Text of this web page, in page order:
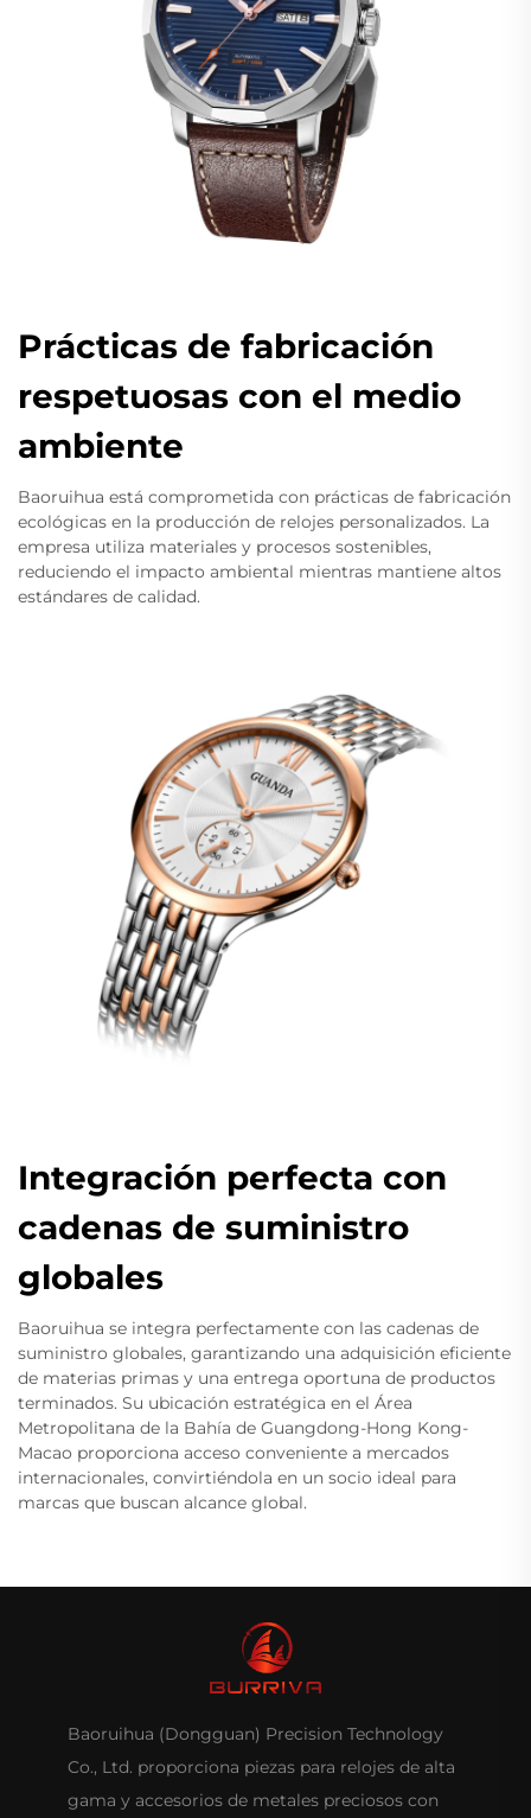
Prácticas de fabricación
respetuosas con el medio
ambiente
Baoruihua está comprometida con prácticas de fabricación
ecológicas en la producción de relojes personalizados. La
empresa utiliza materiales y procesos sostenibles,
reduciendo el impacto ambiental mientras mantiene altos
estándares de calidad.
Integración perfecta con
cadenas de suministro
globales
Baoruihua se integra perfectamente con las cadenas de
suministro globales, garantizando una adquisición eficiente
de materias primas y una entrega oportuna de productos
terminados. Su ubicación estratégica en el Área
Metropolitana de la Bahía de Guangdong-Hong Kong-
Macao proporciona acceso conveniente a mercados
internacionales, convirtiéndola en un socio ideal para
marcas que buscan alcance global.
Baoruihua (Dongguan) Precision Technology
Co., Ltd. proporciona piezas para relojes de alta
gama y accesorios de metales preciosos con